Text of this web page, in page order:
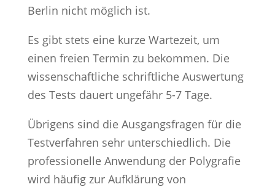
Berlin nicht möglich ist.
Es gibt stets eine kurze Wartezeit, um
einen freien Termin zu bekommen. Die
wissenschaftliche schriftliche Auswertung
des Tests dauert ungefähr 5-7 Tage.
Übrigens sind die Ausgangsfragen für die
Testverfahren sehr unterschiedlich. Die
professionelle Anwendung der Polygrafie
wird häufig zur Aufklärung von